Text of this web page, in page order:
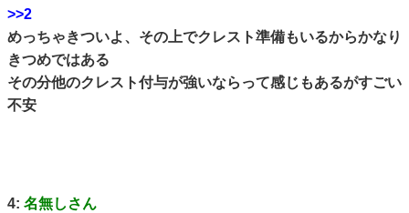
>>2
めっちゃきついよ、その上でクレスト準備もいるからかなり
きつめではある
その分他のクレスト付与が強いならって感じもあるがすごい
不安
4: 名無しさん